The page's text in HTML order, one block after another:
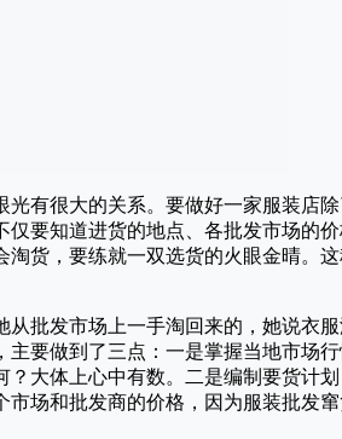
有很大的关系。要做好一家服装店
要知道进货的地点、各批发市场的
货，要练就一双选货的火眼金晴。
批发市场上一手淘回来的，她说衣
要做到了三点：一是掌握当地市场
大体上心中有数。二是编制要货计
场和批发商的价格，因为服装批发